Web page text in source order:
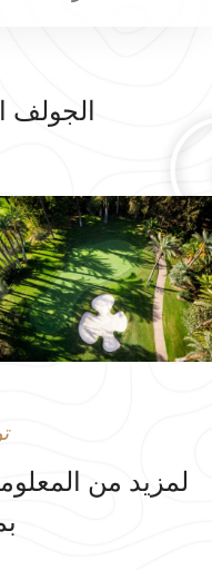
الجولف
لمزيد من